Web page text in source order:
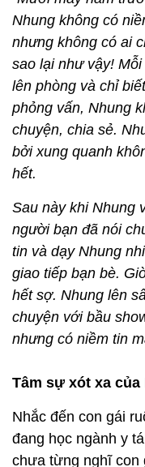
Nhung không có
nhưng không có ai
sao lại như vậy!
lên phòng và chỉ
phỏng vấn, Nhung
chuyện, chia sẻ.
bởi xung quanh
hết.
Sau này khi Nhung
người bạn đã nói
tin và dạy Nhung
giao tiếp bạn bè.
hết sợ. Nhung lên
chuyện với bầu
nhưng có niềm tin
Tâm sự xót xa của
Nhắc đến con gái
đang học ngành y
chưa từng nghĩ con